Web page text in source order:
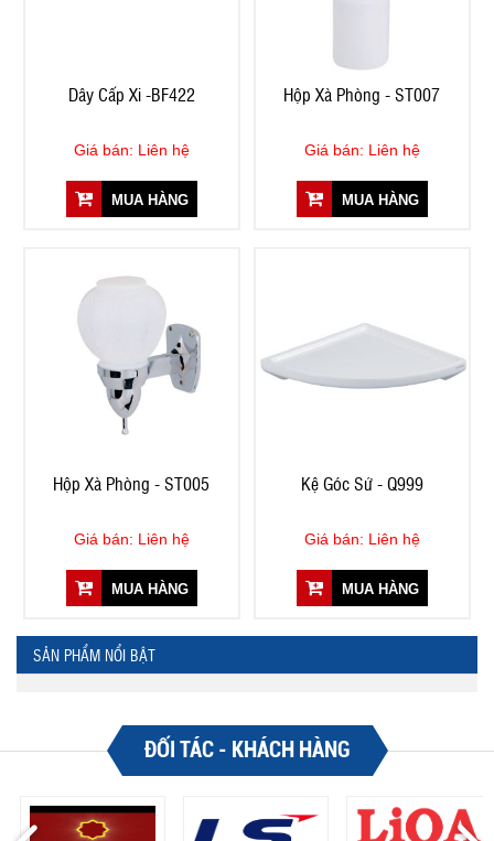
Dây Cấp Xi -BF422
Giá bán: Liên hệ
MUA HÀNG
Hộp Xà Phòng - ST007
Giá bán: Liên hệ
MUA HÀNG
Hộp Xà Phòng - ST005
Giá bán: Liên hệ
MUA HÀNG
Kệ Góc Sứ - Q999
Giá bán: Liên hệ
MUA HÀNG
SẢN PHẨM NỔI BẬT
ĐỐI TÁC - KHÁCH HÀNG